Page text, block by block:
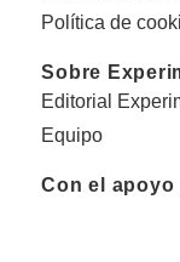
Política de
Sobre
Editorial
Equipo
Con el apoyo